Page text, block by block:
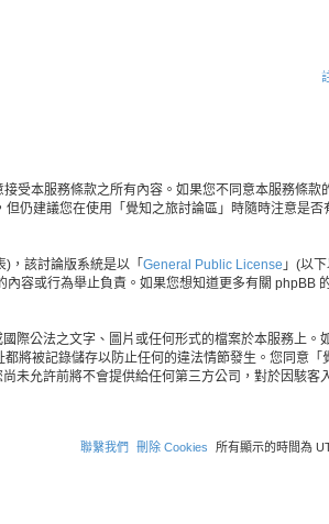
受本服務條款之所有內容。如果您不同意本服務條款
仍建議您在使用「覺知之旅討論區」時隨時注意是否
，該討論版系統是以「 General Public License 」(以下
容或行為舉止負責。如果您想知道更多有關 phpBB
際公法之文字、圖片或任何形式的檔案於本服務上。
將被記錄儲存以防止任何的違法情節發生。您同意「
未允許前將不會提供給任何第三方公司，對於因駭客
所有顯示的時間為
刪除 Cookies
聯繫我們